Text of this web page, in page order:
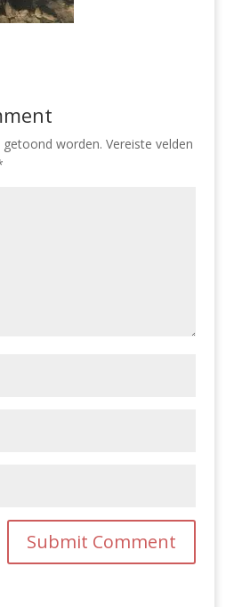
getoond worden. Vereiste velden